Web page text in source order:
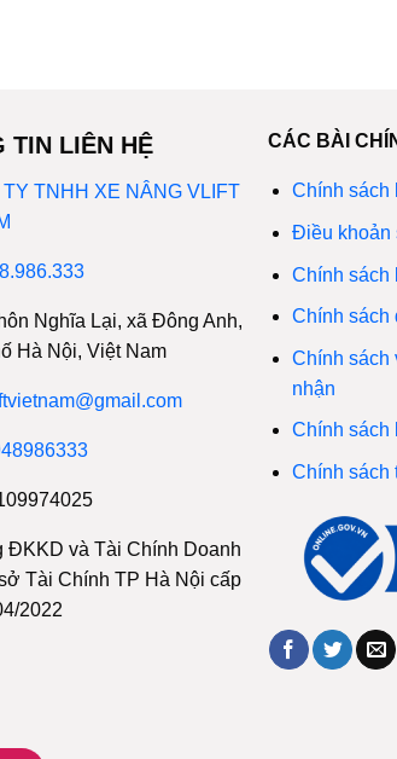
TIN LIÊN HỆ
TY TNHH XE NÂNG VLIFT
Nghĩa Lại, xã Đông Anh,
Hà Nội, Việt Nam
ĐKKD và Tài Chính Doanh
Tài Chính TP Hà Nội cấp
2022
CÁC BÀI
Chính sách
Điều khoản
Chính sách
Chính sách
Chính sách
nhận
Chính sách
Chính sách